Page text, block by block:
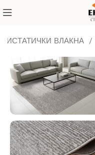
ВЛАКНА